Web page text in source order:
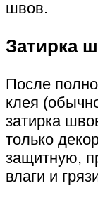
швов.
Затирка
После
клея
затирка
только
защитную,
влаги и